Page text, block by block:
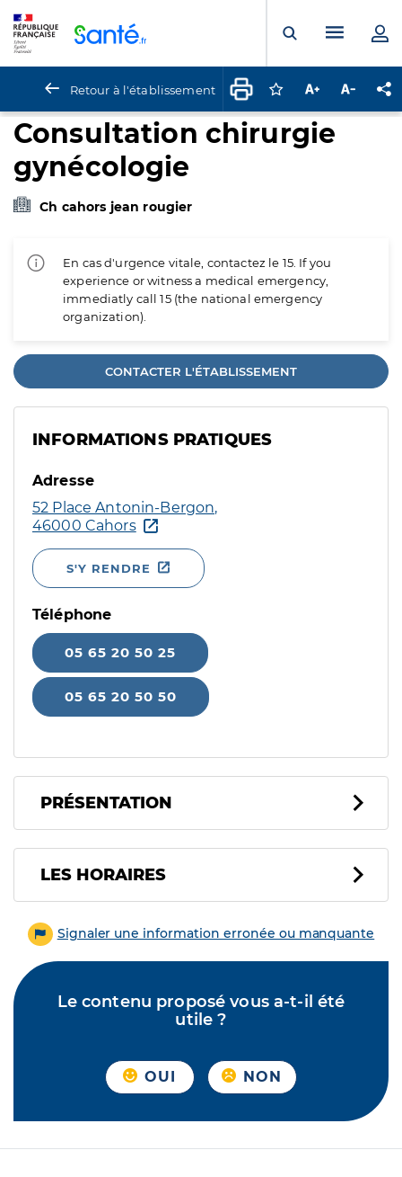
Ouvrir laMenu
Retour à l'établissement Connectez-vous
Augmenter la
Consultation chirurgie
gynécologie
Ch cahors jean rougier
En cas d'urgence vitale, contactez le 15. If you
experience or witness a medical emergency,
immediatly call 15 (the national emergency
organization).
CONTACTER L'ÉTABLISSEMENT
INFORMATIONS PRATIQUES
Adresse
52 Place Antonin-Bergon,
46000 Cahors
S'Y RENDRE
Téléphone
05 65 20 50 25
05 65 20 50 50
PRÉSENTATION
LES HORAIRES
Signaler une information erronée ou manquante
Le contenu proposé vous a-t-il été
utile ?
OUI NON